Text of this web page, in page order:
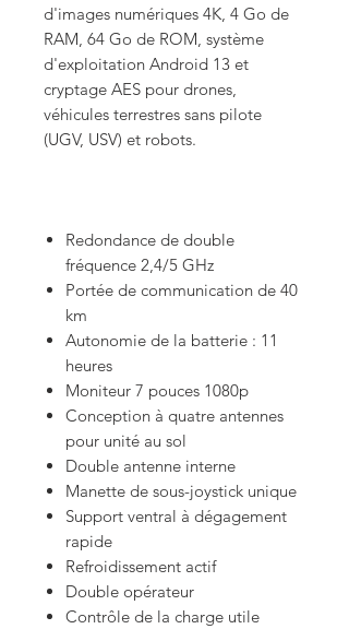
d'images numériques 4K, 4 Go de
RAM, 64 Go de ROM, système
d'exploitation Android 13 et
cryptage AES pour drones,
véhicules terrestres sans pilote
(UGV, USV) et robots.
Redondance de double
fréquence 2,4/5 GHz
Portée de communication de 40
km
Autonomie de la batterie : 11
heures
Moniteur 7 pouces 1080p
Conception à quatre antennes
pour unité au sol
Double antenne interne
Manette de sous-joystick unique
Support ventral à dégagement
rapide
Refroidissement actif
Double opérateur
Contrôle de la charge utile